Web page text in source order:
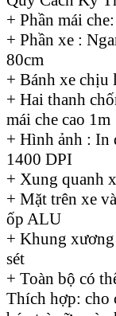
+ Phần mái
+ Phần xe :
80cm
+ Bánh xe chịu
+ Hai thanh
mái che cao 1m
+ Hình ảnh : In
1400 DPI
+ Xung quanh
+ Mặt trên xe
ốp ALU
+ Khung
sét
+ Toàn bộ có
Thích hợp: cho